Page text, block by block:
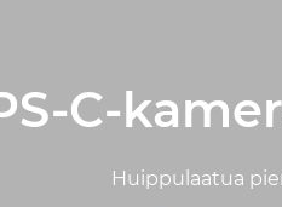
C-
Huippulaatua